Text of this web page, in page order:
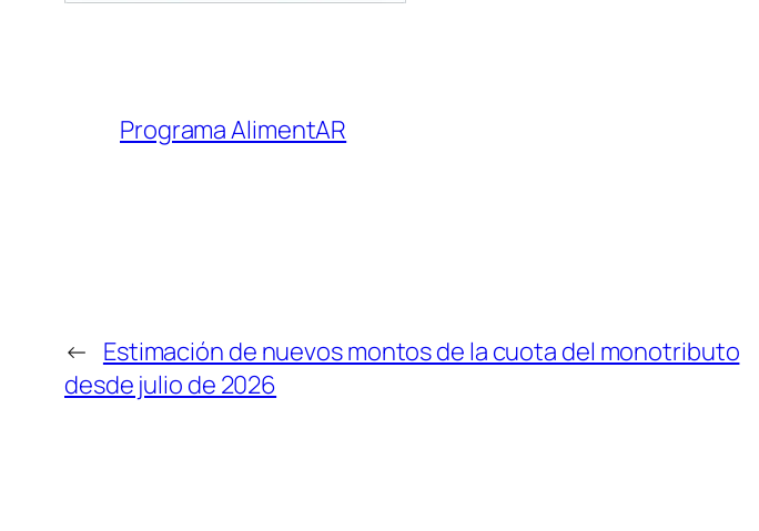
Programa AlimentAR
← Estimación de nuevos montos de la cuota del monotributo
desde julio de 2026